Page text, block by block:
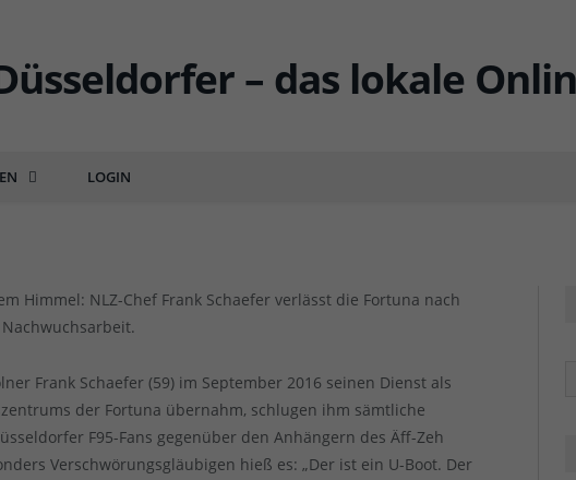
LOGIN
die Fortuna – Danke, Frank
Himmel: NLZ-Chef Frank Schaefer verlässt die Fortuna nach
Frank Schaefer (59) im September 2016 seinen Dienst als
der Fortuna übernahm, schlugen ihm sämtliche
F95-Fans gegenüber den Anhängern des Äff-Zeh
Verschwörungsgläubigen hieß es: „Der ist ein U-Boot. Der